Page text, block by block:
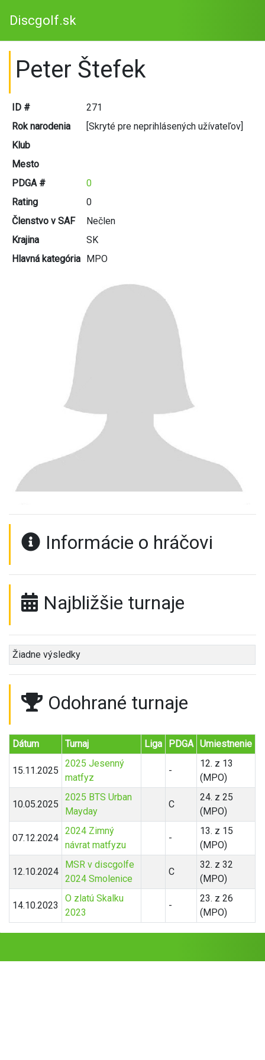
Discgolf.sk
Peter Štefek
ID #
271
Rok narodenia
[Skryté pre neprihlásených užívateľov]
Klub
Mesto
PDGA #
0
Rating
0
Členstvo v SAF
Nečlen
Krajina
SK
Hlavná kategória MPO
Informácie o hráčovi
Najbližšie turnaje
Žiadne výsledky
Odohrané turnaje
Dátum Turnaj Liga PDGA Umiestnenie
15.11.2025
2025 Jesenný
matfyz
-
12. z 13
(MPO)
10.05.2025
2025 BTS Urban
Mayday
C
24. z 25
(MPO)
07.12.2024
2024 Zimný
návrat matfyzu
-
13. z 15
(MPO)
12.10.2024
MSR v discgolfe
2024 Smolenice
C
32. z 32
(MPO)
14.10.2023
O zlatú Skalku
2023
-
23. z 26
(MPO)